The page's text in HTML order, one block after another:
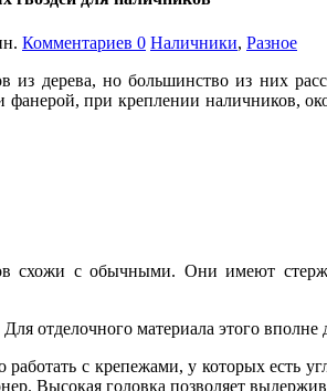
Комментариев 0 Наличники, Разное
из дерева, но большинство из них
при креплении наличников,
с обычными. Они имеют
отделочного материала этого
с крепежами, у которых есть
Высокая головка позволяет